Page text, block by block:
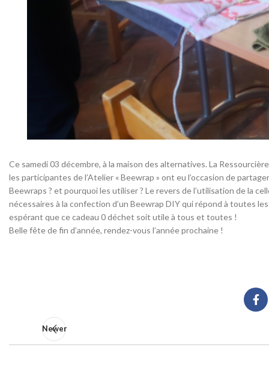
Ce samedi 03 décembre, à la maison des alternatives. La
les participantes de l’Atelier « Beewrap » ont eu l’occasion de
Beewraps ? et pourquoi les utiliser ? Le revers de l’utilisation de la
nécessaires à la confection d’un Beewrap DIY qui répond à toutes
espérant que ce cadeau 0 déchet soit utile à tous et toutes !
Belle fête de fin d’année, rendez-vous l’année prochaine !
Newer